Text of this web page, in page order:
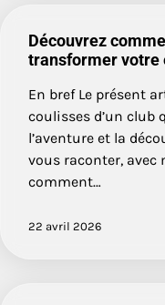
Découvrez
transformer votre
En bref Le présent
coulisses d’un club
l’aventure et la
vous raconter, avec
comment…
22 avril 2026